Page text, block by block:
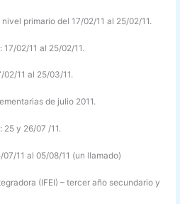
primario del 17/02/11 al 25/02/11.
02/11 al 25/02/11.
02/11 al 25/03/11.
de julio 2011.
25 y 26/07 /11.
11 al 05/08/11 (un llamado)
(IFEI) – tercer año secundario y